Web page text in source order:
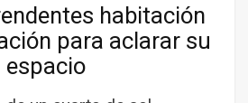
habitación
para aclarar su
espacio